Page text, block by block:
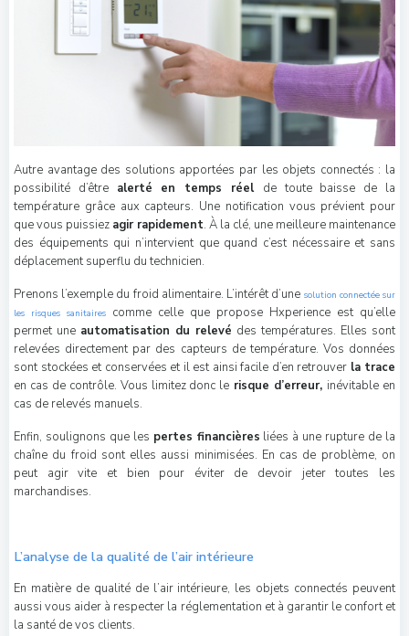
Autre avantage des solutions apportées par les objets connectés : la
possibilité d’être alerté en temps réel de toute baisse de la
température grâce aux capteurs. Une notification vous prévient pour
que vous puissiez agir rapidement. À la clé, une meilleure maintenance
des équipements qui n’intervient que quand c’est nécessaire et sans
déplacement superflu du technicien.
Prenons l’exemple du froid alimentaire. L’intérêt d’une solution connectée sur
les risques sanitaires
comme celle que propose Hxperience est qu’elle
permet une automatisation du relevé des températures. Elles sont
relevées directement par des capteurs de température. Vos données
sont stockées et conservées et il est ainsi facile d’en retrouver la trace
en cas de contrôle. Vous limitez donc le risque d’erreur, inévitable en
cas de relevés manuels.
Enfin, soulignons que les pertes financières liées à une rupture de la
chaîne du froid sont elles aussi minimisées. En cas de problème, on
peut agir vite et bien pour éviter de devoir jeter toutes les
marchandises.
L’analyse de la qualité de l’air intérieure
En matière de qualité de l’air intérieure, les objets connectés peuvent
aussi vous aider à respecter la réglementation et à garantir le confort et
la santé de vos clients.